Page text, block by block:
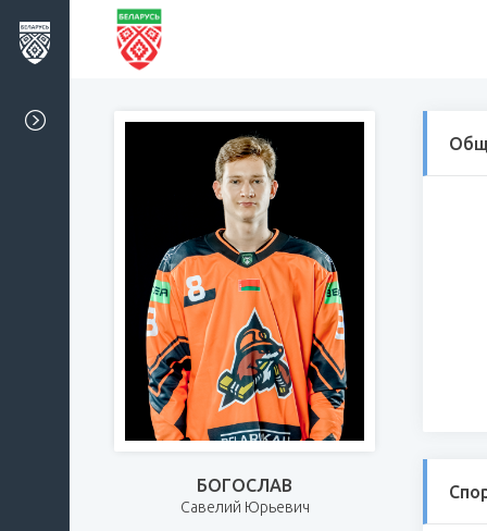
БОГОСЛАВ
Савелий Юрьевич